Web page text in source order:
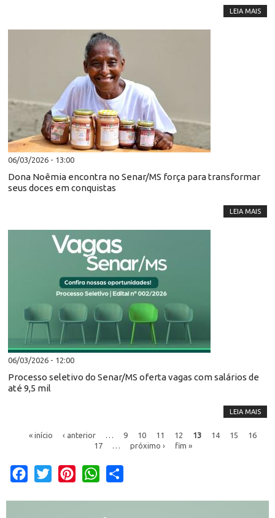
LEIA MAIS
06/03/2026 - 13:00
Dona Noêmia encontra no Senar/MS força para transformar
seus doces em conquistas
LEIA MAIS
06/03/2026 - 12:00
Processo seletivo do Senar/MS oferta vagas com salários de
até 9,5 mil
LEIA MAIS
« início ‹ anterior … 9 10 11 12 13 14 15
16
17
… próximo › fim »
Facebook
Twitter PinterestWhatsApp